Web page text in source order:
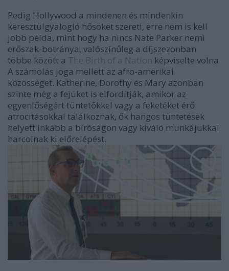
Pedig Hollywood a mindenen és mindenkin
keresztülgyalogló hősöket szereti, erre nem is kell
jobb példa, mint hogy ha nincs Nate Parker nemi
erőszak-botránya, valószínűleg a díjszezonban
többe között a
képviselte volna
A számolás joga mellett az afro-amerikai
közösséget. Katherine, Dorothy és Mary azonban
szinte még a fejüket is elfordítják, amikor az
egyenlőségért tüntetőkkel vagy a feketéket érő
atrocitásokkal találkoznak, ők hangos tüntetések
helyett inkább a bíróságon vagy kiváló munkájukkal
harcolnak ki előrelépést.